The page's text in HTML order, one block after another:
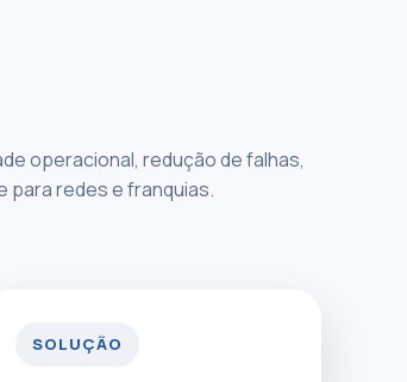
operacional, redução de falhas,
para redes e franquias.
SOLUÇÃO